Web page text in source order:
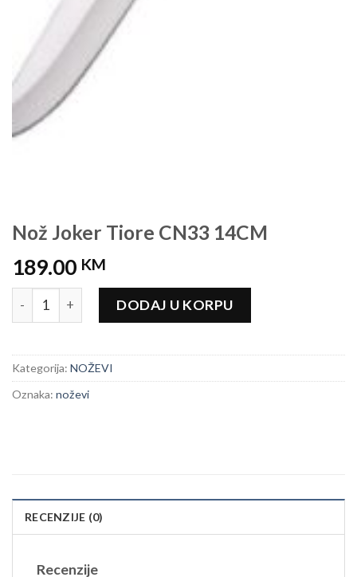
Nož Joker Tiore CN33 14CM
189.00 KM
Nož Joker Tiore CN33 14CM količina
DODAJ U KORPU
Kategorija: NOŽEVI
Oznaka: noževi
RECENZIJE (0)
Recenzije